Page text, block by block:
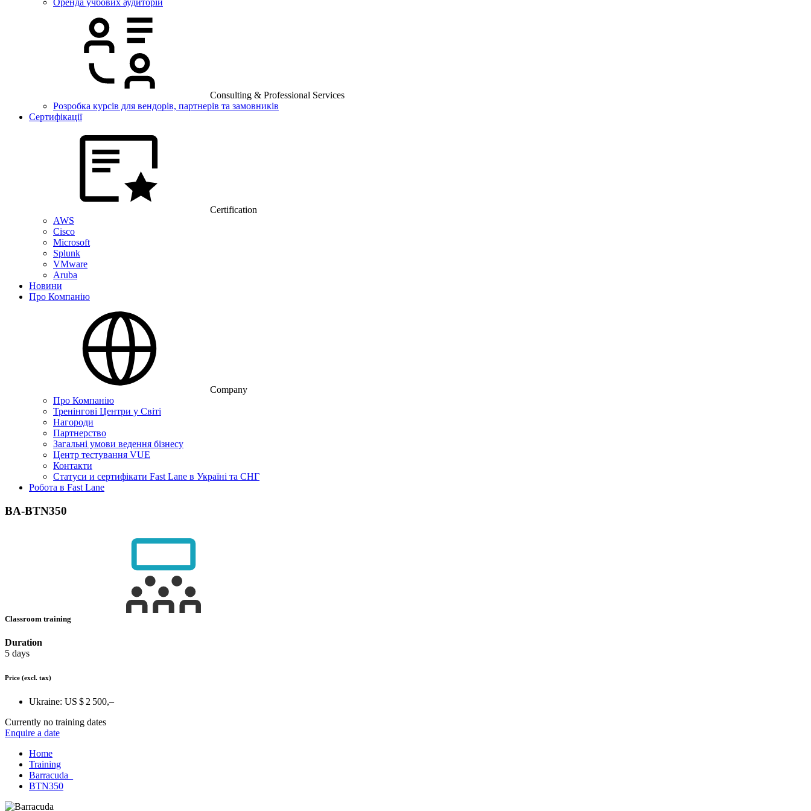
Оренда учбових аудиторій
Consulting & Professional Services
Розробка курсів для вендорів, партнерів та замовників
Сертифікації
Certification
AWS
Cisco
Microsoft
Splunk
VMware
Aruba
Новини
Про Компанію
Company
Про Компанію
Тренінгові Центри у Світі
Нагороди
Партнерство
Загальні умови ведення бізнесу
Центр тестування VUE
Контакти
Статуси и сертифікати Fast Lane в Україні та СНГ
Робота в Fast Lane
BA-BTN350
Classroom training
Duration
5 days
Price (excl. tax)
Ukraine: US $ 2 500,–
Currently no training dates
Enquire a date
Home
Training
Barracuda_
BTN350